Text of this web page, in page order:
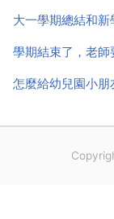
大一學期總結和
怎麼給幼兒園小